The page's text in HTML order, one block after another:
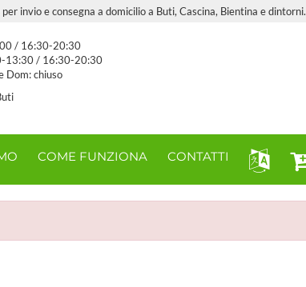
invio e consegna a domicilio a Buti, Cascina, Bientina e dintorni.
/ 16:30-20:30
13:30 / 16:30-20:30
Dom: chiuso
COME FUNZIONA CONTATTI